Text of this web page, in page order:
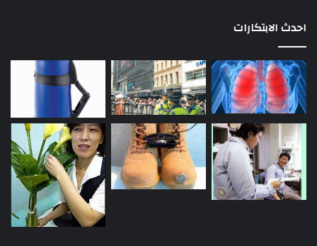
احدث الابتكارات